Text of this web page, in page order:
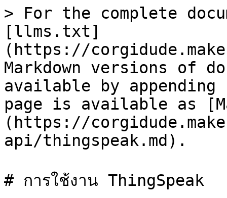
> For the complete
[llms.txt]
(https://
Markdown versions of
available by
page is available as
(https://
api/thingspeak.md).
# การใช้งาน ThingSpeak